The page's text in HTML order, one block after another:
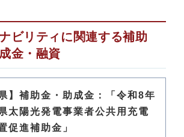
ビリティに関連する補助
金・融資
】補助金・助成金：「令和8年
太陽光発電事業者公共用充電
促進補助金」